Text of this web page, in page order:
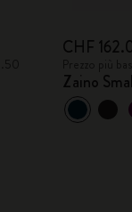
CHF
Zaino